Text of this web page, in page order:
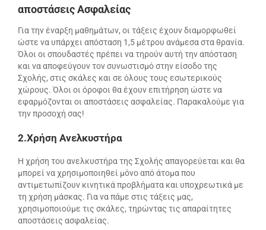
αποστάσεις Ασφαλείας
Για την έναρξη μαθημάτων, οι τάξεις έχουν διαμορφωθεί
ώστε να υπάρχει απόσταση 1,5 μέτρου ανάμεσα στα θρανία.
Όλοι οι σπουδαστές πρέπει να τηρούν αυτή την απόσταση
και να αποφεύγουν τον συνωστισμό στην είσοδο της
Σχολής, στις σκάλες και σε όλους τους εσωτερικούς
χώρους. Όλοι οι όροφοι θα έχουν επιτήρηση ώστε να
εφαρμόζονται οι αποστάσεις ασφαλείας. Παρακαλούμε για
την προσοχή σας!
2.Χρήση Ανελκυστήρα
Η χρήση του ανελκυστήρα της Σχολής απαγορεύεται και θα
μπορεί να χρησιμοποιηθεί μόνο από άτομα που
αντιμετωπίζουν κινητικά προβλήματα και υποχρεωτικά με
τη χρήση μάσκας. Για να πάμε στις τάξεις μας,
χρησιμοποιούμε τις σκάλες, τηρώντας τις απαραίτητες
αποστάσεις ασφαλείας.